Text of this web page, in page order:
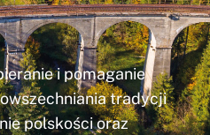
i pomaganie
tradycji
polskości oraz